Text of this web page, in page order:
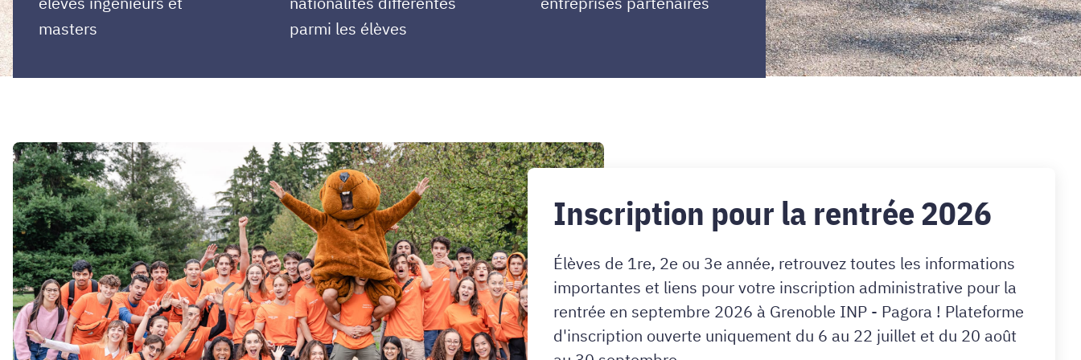
masters
parmi les élèves
Inscription pour la rentrée 2026
Élèves de 1re, 2e ou 3e année, retrouvez toutes les informations
importantes et liens pour votre inscription administrative pour la
rentrée en septembre 2026 à Grenoble INP - Pagora ! Plateforme
d'inscription ouverte uniquement du 6 au 22 juillet et du 20 août